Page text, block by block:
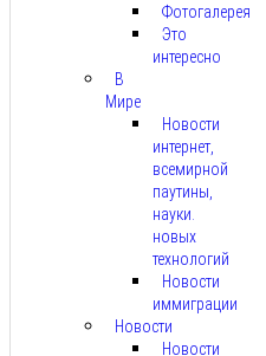
Фотогалерея
Это
интересно
В
Мире
Новости
интернет,
всемирной
паутины,
науки.
новых
технологий
Новости
иммиграции
Новости
Новости